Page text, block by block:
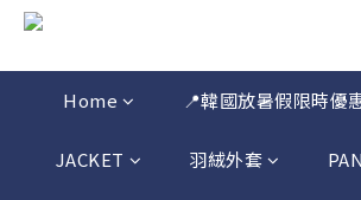
Home 📍韓國放暑假限時優
JACKET 羽絨外套